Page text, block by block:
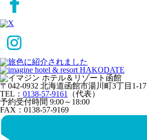
〒042-0932 北海道函館市湯川町3丁目1-17
TEL： 0138-57-9161
（代表）
予約受付時間 9:00～18:00
FAX：0138-57-9169